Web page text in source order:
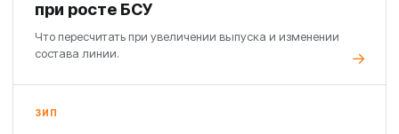
при росте БСУ
Что пересчитать при увеличении выпуска и изменении
состава линии.
ЗИП